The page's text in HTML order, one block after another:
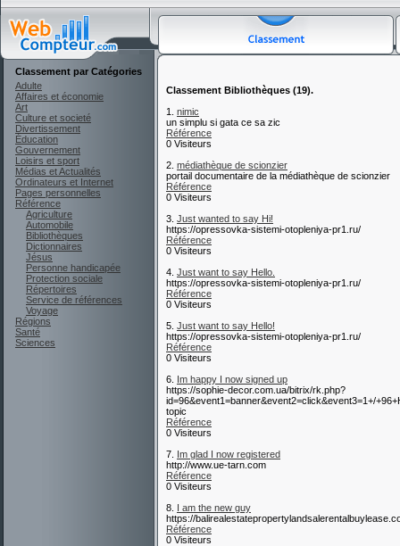
Classement par Catégories
Adulte
Affaires et économie
Art
Culture et societé
Divertissement
Éducation
Gouvernement
Loisirs et sport
Médias et Actualités
Ordinateurs et Internet
Pages personnelles
Référence
Agriculture
Automobile
Bibliothèques
Dictionnaires
Jésus
Personne handicapée
Protection sociale
Répertoires
Service de références
Voyage
Régions
Santé
Sciences
Classement Bibliothèques (19).
1. nimic
un simplu si gata ce sa zic
Référence
0 Visiteurs
2. médiathèque de scionzier
portail documentaire de la médiathèque de scionzier
Référence
0 Visiteurs
3. Just wanted to say Hi!
https://opressovka-sistemi-otopleniya-pr1.ru/
Référence
0 Visiteurs
4. Just want to say Hello.
https://opressovka-sistemi-otopleniya-pr1.ru/
Référence
0 Visiteurs
5. Just want to say Hello!
https://opressovka-sistemi-otopleniya-pr1.ru/
Référence
0 Visiteurs
6. Im happy I now signed up
https://sophie-decor.com.ua/bitrix/rk.php?
id=96&event1=banner&event2=click&event3=1+/
topic
Référence
0 Visiteurs
7. Im glad I now registered
http://www.ue-tarn.com
Référence
0 Visiteurs
8. I am the new guy
https://
Référence
0 Visiteurs